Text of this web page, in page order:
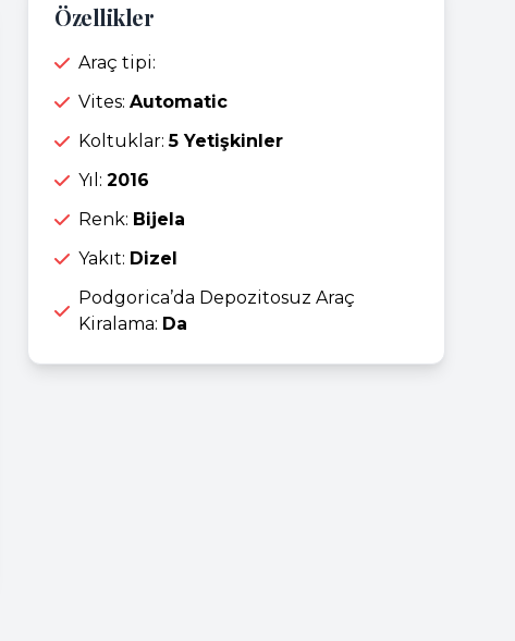
Özellikler
Araç tipi:
Vites: Automatic
Koltuklar:5 Yetişkinler
Yıl: 2016
Renk: Bijela
Yakıt: Dizel
Podgorica’da Depozitosuz Araç
Kiralama: Da